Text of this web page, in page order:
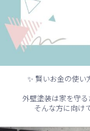
✨ 賢いお金の使
外壁塗装は家を守
そんな方に向け